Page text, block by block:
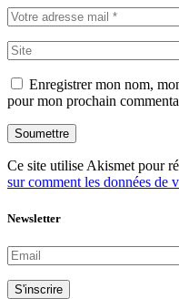
Enregistrer mon nom,
pour mon prochain
Soumettre
Ce site utilise Akismet pour
sur comment les données de
Newsletter
S'inscrire